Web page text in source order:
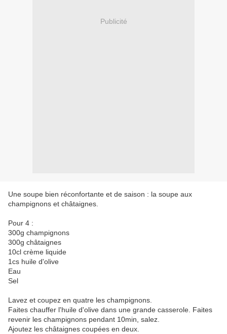
Publicité
Une soupe bien réconfortante et de saison : la soupe aux
champignons et châtaignes.
Pour 4 :
300g champignons
300g châtaignes
10cl crème liquide
1cs huile d'olive
Eau
Sel
Lavez et coupez en quatre les champignons.
Faites chauffer l'huile d'olive dans une grande casserole. Faites
revenir les champignons pendant 10min, salez.
Ajoutez les châtaignes coupées en deux.